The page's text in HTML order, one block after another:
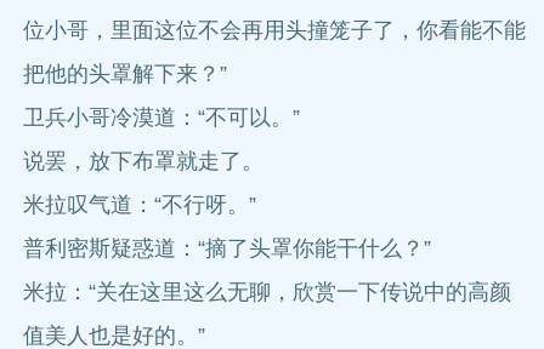
位小哥，里面这位不会再用头撞笼子了，你看能不能
把他的头罩解下来？”
卫兵小哥冷漠道：“不可以。”
说罢，放下布罩就走了。
米拉叹气道：“不行呀。”
普利密斯疑惑道：“摘了头罩你能干什么？”
米拉：“关在这里这么无聊，欣赏一下传说中的高颜
值美人也是好的。”